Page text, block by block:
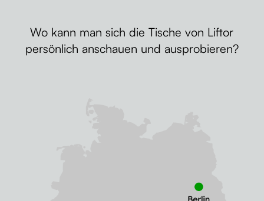
Wo kann man sich die Tische von Liftor
persönlich anschauen und ausprobieren?